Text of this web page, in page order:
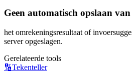
Geen automatisch opslaan
het omrekeningsresultaat of
server opgeslagen.
Gerelateerde tools
🔢Tekenteller